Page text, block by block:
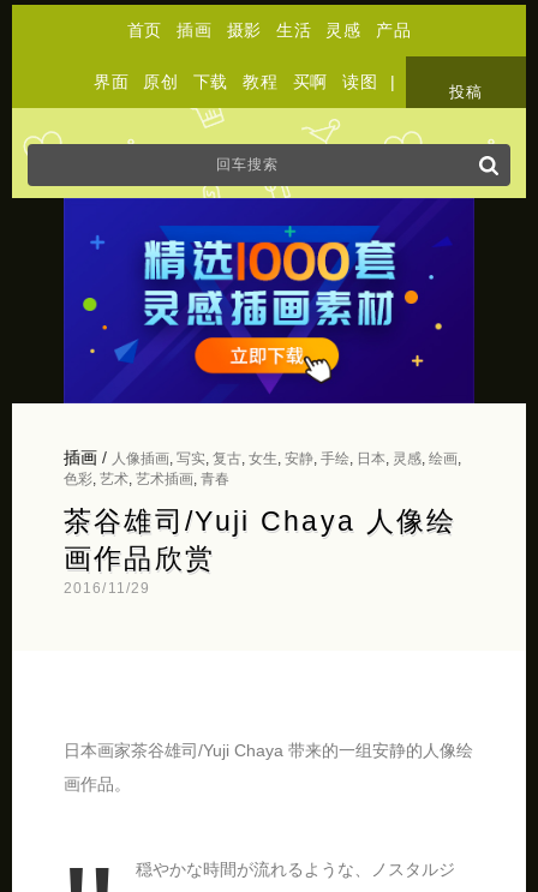
首页 插画 摄影 生活 灵感 产品
界面 原创 下载 教程 买啊 读图 |
投稿
插画/ 人像插画, 写实, 复古, 女生 安静, 手绘, 日本, 灵感, 绘画,
色彩, 艺术, 艺术插画, 青春
茶谷雄司/Yuji Chaya 人像绘
画作品欣赏
2016/11/29
日本画家茶谷雄司/Yuji Chaya 带来的一组安静的人像绘
画作品。
穏やかな時間が流れるような、ノスタルジ